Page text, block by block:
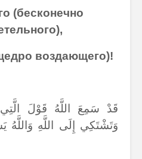
(бесконечно
воздающего)!
وَتَشْتَكِي إِلَى اللَّهِ وَاللَّهُ